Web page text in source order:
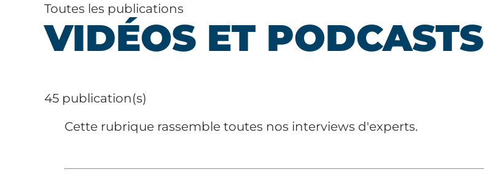
Toutes les publications
VIDÉOS ET PODCASTS
45 publication(s)
Cette rubrique rassemble toutes nos interviews d'experts.